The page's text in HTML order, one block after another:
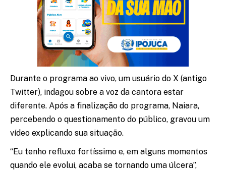
Durante o programa ao vivo, um usuário do X (antigo
Twitter), indagou sobre a voz da cantora estar
diferente. Após a finalização do programa, Naiara,
percebendo o questionamento do público, gravou um
vídeo explicando sua situação.
“Eu tenho refluxo fortíssimo e, em alguns momentos
quando ele evolui, acaba se tornando uma úlcera”,